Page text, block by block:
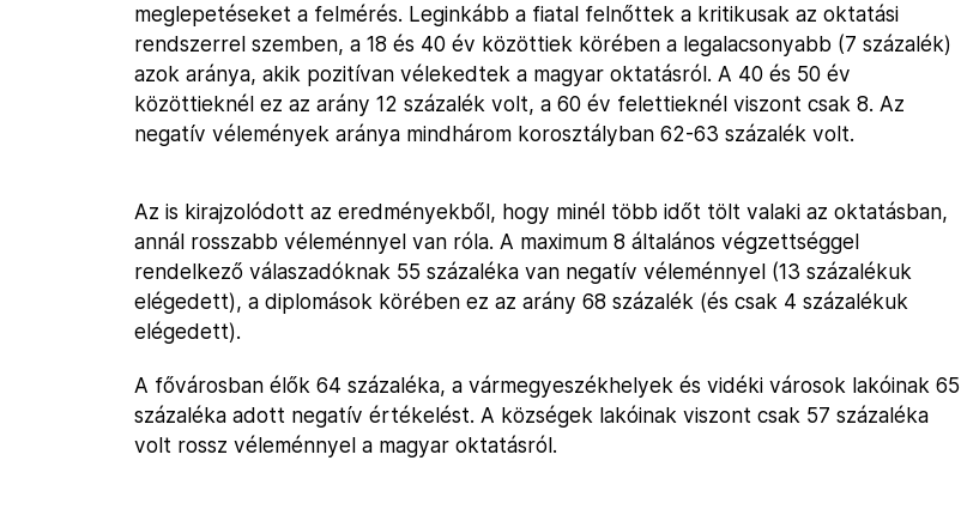
meglepetéseket a felmérés. Leginkább a fiatal felnőttek a kritikusak az oktatási
rendszerrel szemben, a 18 és 40 év közöttiek körében a legalacsonyabb (7 százalék)
azok aránya, akik pozitívan vélekedtek a magyar oktatásról. A 40 és 50 év
közöttieknél ez az arány 12 százalék volt, a 60 év felettieknél viszont csak 8. Az
negatív vélemények aránya mindhárom korosztályban 62-63 százalék volt.
Az is kirajzolódott az eredményekből, hogy minél több időt tölt valaki az oktatásban,
annál rosszabb véleménnyel van róla. A maximum 8 általános végzettséggel
rendelkező válaszadóknak 55 százaléka van negatív véleménnyel (13 százalékuk
elégedett), a diplomások körében ez az arány 68 százalék (és csak 4 százalékuk
elégedett).
A fővárosban élők 64 százaléka, a vármegyeszékhelyek és vidéki városok lakóinak 65
százaléka adott negatív értékelést. A községek lakóinak viszont csak 57 százaléka
volt rossz véleménnyel a magyar oktatásról.